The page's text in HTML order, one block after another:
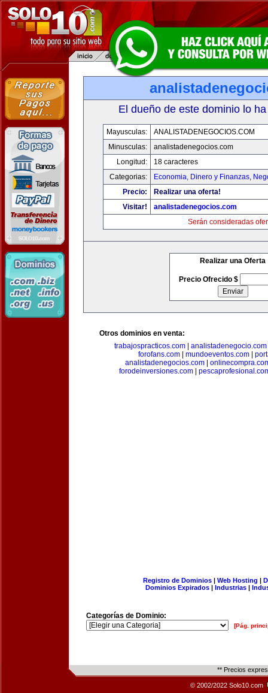
El dueño de este dominio lo
Mayusculas:
ANALISTADENEGOCIOS.COM
Minusculas:
analistadenegocios.com
Longitud:
18 caracteres
Categorias:
Economia, Dinero y Finanzas,
Precio:
Realizar una oferta!
Visitar!
analistadenegocios.com
Serán consideradas
Realizar una Oferta
Precio Ofrecido $
Otros dominios en venta:
trabajospracticos.com| analistadenegocio.com
forofans.com
mundoeventos.com
analistadenegocios.com
forodeinversiones.com
Registro de Dominios| Web Hosting |
Dominios Expirados | Industrias |
Categorías de Dominio:
[Pág.
** Precios
© 2002/2022 Solo10.com